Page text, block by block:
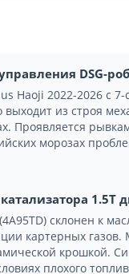
DSG-
Haoji 2022-2026 с
выходит из строя
Проявляется
морозах
1.5T
склонен к
картерных газов.
крошкой.
плохого